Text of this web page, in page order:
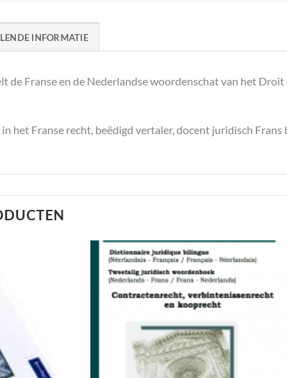
INFORMATIE
de Franse en de Nederlandse woordenschat van het
het Franse recht, beëdigd vertaler, docent juridisch